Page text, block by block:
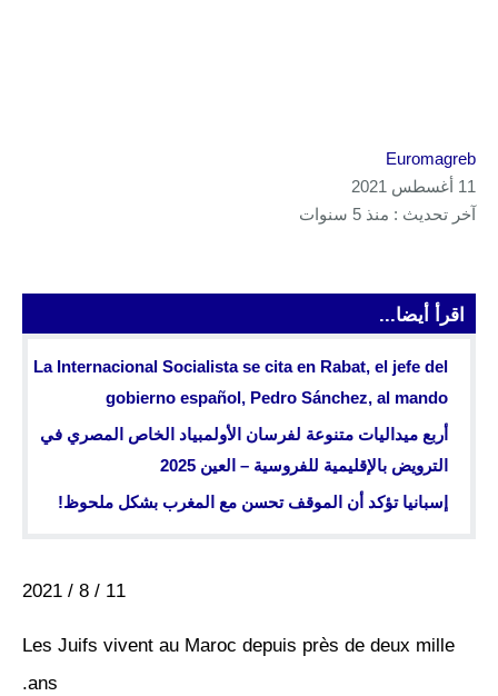
Euromagreb
11 أغسطس 2021
آخر تحديث : منذ 5 سنوات
اقرأ أيضا...
La Internacional Socialista se cita en Rabat, el jefe del
gobierno español, Pedro Sánchez, al mando
أربع ميداليات متنوعة لفرسان الأولمبياد الخاص المصري في
الترويض بالإقليمية للفروسية – العين 2025
إسبانيا تؤكد أن الموقف تحسن مع المغرب بشكل ملحوظ!
11 / 8 / 2021
Les Juifs vivent au Maroc depuis près de deux mille
ans.